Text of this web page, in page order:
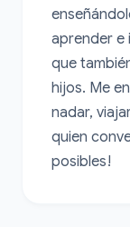
aprender e
que
hijos. Me
nadar,
quien
posibles!